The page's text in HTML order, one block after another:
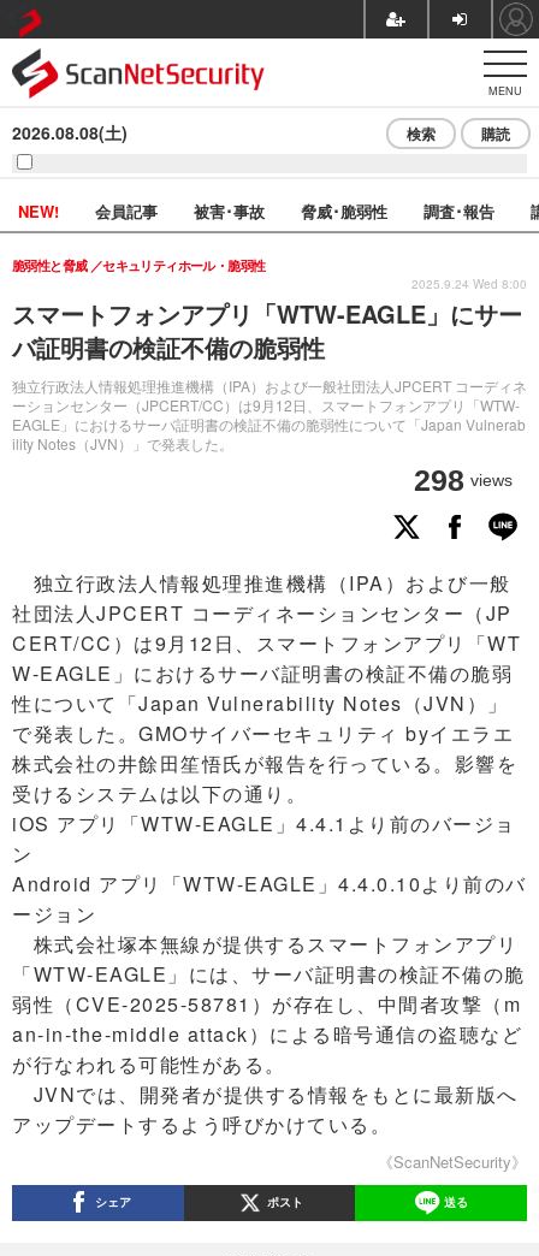
MENU
2026.08.08(土) 検索 購読
NEW! 会員記事 被害･事故 脅威･脆弱性 調査･報告
スマートフォンアプリ「WTW-EAGLE」にサー
バ証明書の検証不備の脆弱性
独立行政法人情報処理推進機構（IPA）および一般社団法人JPCERT コーディネ
ーションセンター（JPCERT/CC）は9月12日、スマートフォンアプリ「WTW-
EAGLE」におけるサーバ証明書の検証不備の脆弱性について「Japan Vulnerab
ility Notes（JVN）」で発表した。
脆弱性と脅威 セキュリティホール・脆弱性
298 views
2025.9.24 Wed 8:00
独立行政法人情報処理推進機構（IPA）および一般
社団法人JPCERT コーディネーションセンター（JP
CERT/CC）は9月12日、スマートフォンアプリ「WT
W-EAGLE」におけるサーバ証明書の検証不備の脆弱
性について「Japan Vulnerability Notes（JVN）」
で発表した。GMOサイバーセキュリティ byイエラエ
株式会社の井餘田笙悟氏が報告を行っている。影響を
受けるシステムは以下の通り。
iOS アプリ「WTW-EAGLE」4.4.1より前のバージョ
ン
Android アプリ「WTW-EAGLE」4.4.0.10より前のバ
ージョン
株式会社塚本無線が提供するスマートフォンアプリ
「WTW-EAGLE」には、サーバ証明書の検証不備の脆
弱性（CVE-2025-58781）が存在し、中間者攻撃（m
an-in-the-middle attack）による暗号通信の盗聴など
が行なわれる可能性がある。
JVNでは、開発者が提供する情報をもとに最新版へ
アップデートするよう呼びかけている。
《ScanNetSecurity》
シェア ポスト 送る